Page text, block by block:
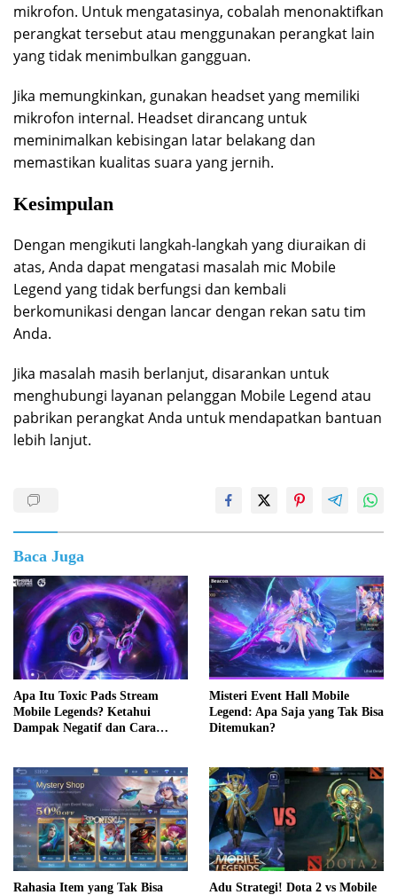
mikrofon. Untuk mengatasinya, cobalah menonaktifkan
perangkat tersebut atau menggunakan perangkat lain
yang tidak menimbulkan gangguan.
Jika memungkinkan, gunakan headset yang memiliki
mikrofon internal. Headset dirancang untuk
meminimalkan kebisingan latar belakang dan
memastikan kualitas suara yang jernih.
Kesimpulan
Dengan mengikuti langkah-langkah yang diuraikan di
atas, Anda dapat mengatasi masalah mic Mobile
Legend yang tidak berfungsi dan kembali
berkomunikasi dengan lancar dengan rekan satu tim
Anda.
Jika masalah masih berlanjut, disarankan untuk
menghubungi layanan pelanggan Mobile Legend atau
pabrikan perangkat Anda untuk mendapatkan bantuan
lebih lanjut.
Baca Juga
Apa Itu Toxic Pads Stream
Mobile Legends? Ketahui
Dampak Negatif dan Cara
Misteri Event Hall Mobile
Legend: Apa Saja yang Tak Bisa
Ditemukan?
Rahasia Item yang Tak Bisa
Adu Strategi! Dota 2 vs Mobile